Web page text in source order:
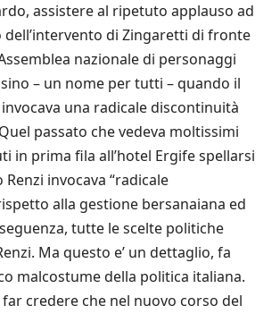
assistere al ripetuto applauso ad
dell’intervento di Zingaretti di fronte
nazionale di personaggi
– un nome per tutti – quando il
una radicale discontinuità
passato che vedeva moltissimi
in prima fila all’hotel Ergife spellarsi
invocava “radicale
alla gestione bersanaiana ed
tutte le scelte politiche
Ma questo e’ un dettaglio, fa
malcostume della politica italiana.
credere che nel nuovo corso del